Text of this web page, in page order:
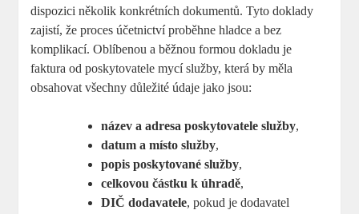
dispozici několik konkrétních dokumentů. Tyto doklady
zajistí, že proces účetnictví proběhne hladce a bez
komplikací. Oblíbenou a běžnou formou dokladu je
faktura od poskytovatele mycí služby, která by měla
obsahovat všechny důležité údaje jako jsou:
název a adresa poskytovatele služby,
datum a místo služby,
popis poskytované služby,
celkovou částku k úhradě,
DIČ dodavatele, pokud je dodavatel